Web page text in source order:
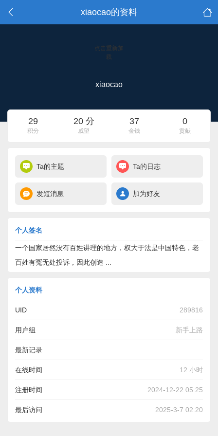
xiaocao的资料
点击重新加
载
xiaocao
29
积分
20 分
威望
37
金钱
0
贡献
Ta的主题 Ta的日志
发短消息 加为好友
个人签名
一个国家居然没有百姓讲理的地方，权大于法是中国特色，老
百姓有冤无处投诉，因此创造 ...
个人资料
UID 289816
用户组 新手上路
最新记录
一个国家居然没有百姓讲理的地方，权大于法是中国特色，老
百姓有冤无处投诉，因此创造了举世闻名的大批冤民“上访
族”，国家信访办年年人满为患，老百姓在这块滋生腐败的土壤
在线时间 12 小时
注册时间 2024-12-22 05:25
最后访问 2025-3-7 02:20